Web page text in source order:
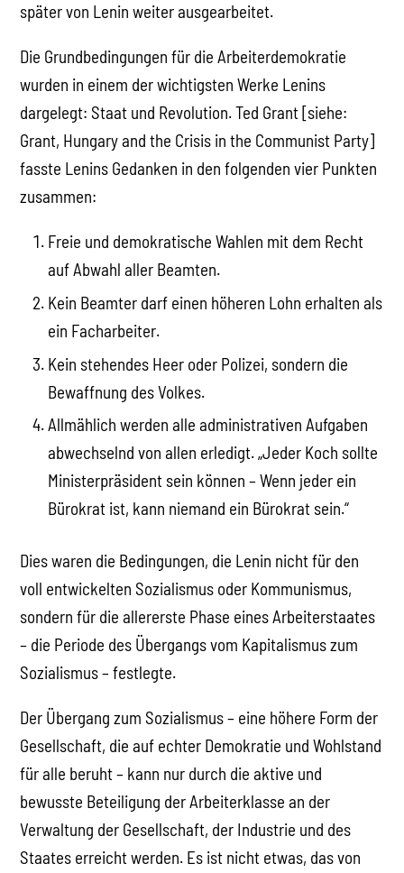
später von Lenin weiter ausgearbeitet.
Die Grundbedingungen für die Arbeiterdemokratie
wurden in einem der wichtigsten Werke Lenins
dargelegt: Staat und Revolution. Ted Grant [siehe:
Grant, Hungary and the Crisis in the Communist Party]
fasste Lenins Gedanken in den folgenden vier Punkten
zusammen:
Freie und demokratische Wahlen mit dem Recht
auf Abwahl aller Beamten.
Kein Beamter darf einen höheren Lohn erhalten als
ein Facharbeiter.
Kein stehendes Heer oder Polizei, sondern die
Bewaffnung des Volkes.
Allmählich werden alle administrativen Aufgaben
abwechselnd von allen erledigt. „Jeder Koch sollte
Ministerpräsident sein können – Wenn jeder ein
Bürokrat ist, kann niemand ein Bürokrat sein.“
Dies waren die Bedingungen, die Lenin nicht für den
voll entwickelten Sozialismus oder Kommunismus,
sondern für die allererste Phase eines Arbeiterstaates
– die Periode des Übergangs vom Kapitalismus zum
Sozialismus – festlegte.
Der Übergang zum Sozialismus – eine höhere Form der
Gesellschaft, die auf echter Demokratie und Wohlstand
für alle beruht – kann nur durch die aktive und
bewusste Beteiligung der Arbeiterklasse an der
Verwaltung der Gesellschaft, der Industrie und des
Staates erreicht werden. Es ist nicht etwas, das von